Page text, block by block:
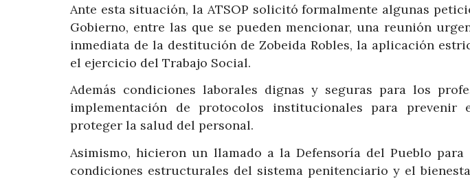
Ante esta situación, la ATSOP solicitó formalmente algunas
Gobierno, entre las que se pueden mencionar, una reunión
inmediata de la destitución de Zobeida Robles, la aplicación
el ejercicio del Trabajo Social.
Además condiciones laborales dignas y seguras para los
implementación de protocolos institucionales para prevenir
proteger la salud del personal.
Asimismo, hicieron un llamado a la Defensoría del Pueblo
condiciones estructurales del sistema penitenciario y el